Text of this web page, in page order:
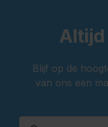
Altijd
Blijf op de
van ons een